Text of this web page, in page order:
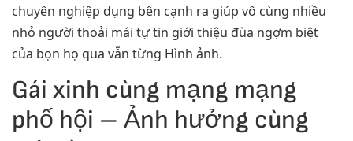
chuyên nghiệp dụng bên cạnh ra giúp vô cùng nhiều
nhỏ người thoải mái tự tin giới thiệu đùa ngợm biệt
của bọn họ qua vẫn từng Hình ảnh.
Gái xinh cùng mạng mạng
phố hội – Ảnh hưởng cùng